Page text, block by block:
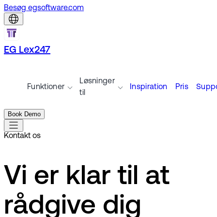
Besøg egsoftware.com
EG Lex247
Funktioner
Løsninger
til
Inspiration Pris
Book Demo
Kontakt os
Vi er klar til at
rådgive dig